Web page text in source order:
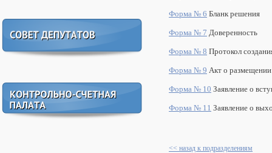
Форма № 6 Бланк решения
Форма № 7 Доверенность
Форма № 8 Протокол
Форма № 9 Акт о
Форма № 10 Заявление о
Форма № 11 Заявление о
<< назад к подразделениям